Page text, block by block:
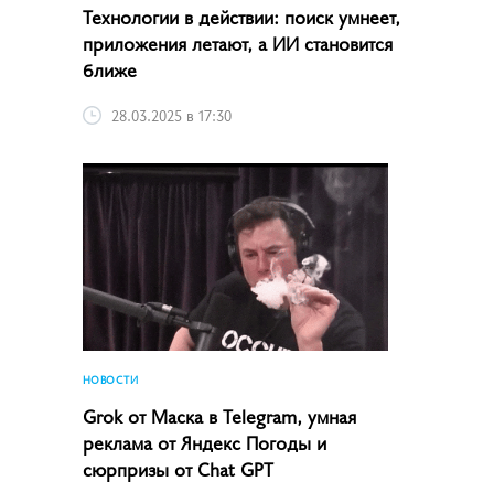
Технологии в действии: поиск умнеет,
приложения летают, а ИИ становится
ближе
28.03.2025 в 17:30
НОВОСТИ
Grok от Маска в Telegram, умная
реклама от Яндекс Погоды и
сюрпризы от Chat GPT